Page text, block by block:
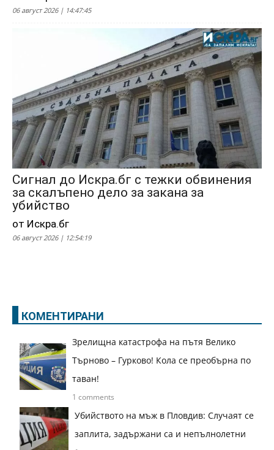
06 август 2026 | 14:47:45
Сигнал до Искра.бг с тежки обвинения
за скалъпено дело за закана за
убийство
от Искра.бг
06 август 2026 | 12:54:19
КОМЕНТИРАНИ
Зрелищна катастрофа на пътя Велико
Търново – Гурково! Кола се преобърна по
таван!
1 comments
Убийството на мъж в Пловдив: Случаят се
заплита, задържани са и непълнолетни